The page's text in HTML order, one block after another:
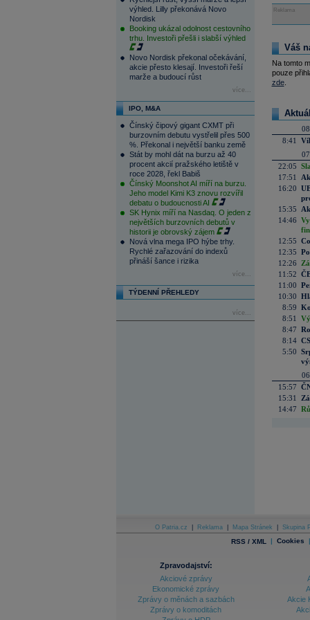
výhled. Lilly překonává Novo
Nordisk
Booking ukázal odolnost cestovního
trhu. Investoři přešli i slabší výhled
Novo Nordisk překonal očekávání,
akcie přesto klesají. Investoři řeší
marže a budoucí růst
více...
IPO, M&A
Čínský čipový gigant CXMT při
burzovním debutu vystřelil přes 500
%. Překonal i největší banku země
Stát by mohl dát na burzu až 40
procent akcií pražského letiště v
roce 2028, řekl Babiš
Čínský Moonshot AI míří na burzu.
Jeho model Kimi K3 znovu rozvířil
debatu o budoucnosti AI
SK Hynix míří na Nasdaq. O jeden z
největších burzovních debutů v
historii je obrovský zájem
Nová vlna mega IPO hýbe trhy.
Rychlé zařazování do indexů
přináší šance i rizika
více...
TÝDENNÍ PŘEHLEDY
více...
Reklama
Váš
Na tomto
pouze
zde.
8:41
22:05
17:51
16:20
15:35
14:46
12:55
12:35
12:26
11:52
11:00
10:30
8:59
8:51
8:47
8:14
5:50
15:57
15:31
14:47
O Patria.cz Reklama Mapa Stránek Skupina
RSS / XML | Cookies |
Zpravodajství:
Akciové zprávy
Ekonomické zprávy
Zprávy o měnách a sazbách
Zprávy o komoditách
Akcie